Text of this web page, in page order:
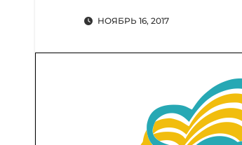
НОЯБРЬ 16, 2017